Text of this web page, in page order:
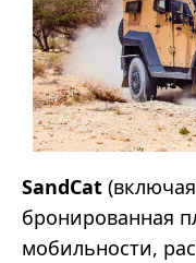
SandCat
бронированная
мобильности,